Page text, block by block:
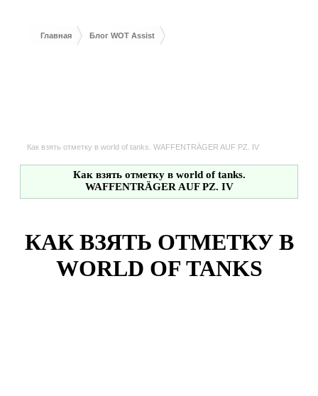
Главная Блог WOT Assist
Как взять отметку в world of tanks. WAFFENTRÄGER AUF PZ. IV
Как взять отметку в world of tanks.
WAFFENTRÄGER AUF PZ. IV
КАК ВЗЯТЬ ОТМЕТКУ В
WORLD OF TANKS